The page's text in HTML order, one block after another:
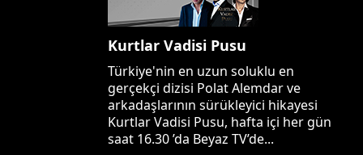
Kurtlar Vadisi Pusu
Türkiye'nin en uzun soluklu en
gerçekçi dizisi Polat Alemdar ve
arkadaşlarının sürükleyici hikayesi
Kurtlar Vadisi Pusu, hafta içi her gün
saat 16.30 ’da Beyaz TV’de...